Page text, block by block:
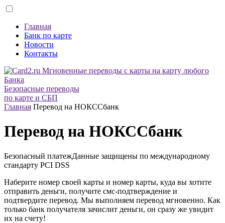
Главная
Банк по карте
Новости
Контакты
Безопасные переводы
по карте и СБП
Главная Перевод на НОКССбанк
Перевод на НОКССбанк
Безопасный платежДанные защищены по международному
стандарту PCI DSS
Наберите номер своей карты и номер карты, куда вы хотите
отправить деньги, получите смс-подтверждение и
подтвердите перевод. Мы выполняем перевод мгновенно. Как
только банк получателя зачислит деньги, он сразу же увидит
их на счету!